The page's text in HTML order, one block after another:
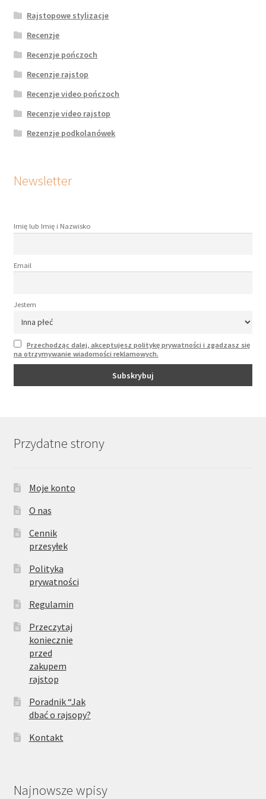
Rajstopowe stylizacje
Recenzje
Recenzje pończoch
Recenzje rajstop
Recenzje video pończoch
Recenzje video rajstop
Rezenzje podkolanówek
Newsletter
Imię lub Imię i Nazwisko
Email
Jestem
Przechodząc dalej, akceptujesz politykę prywatności i zgadzasz się
na otrzymywanie wiadomości reklamowych.
Przydatne strony
Moje konto
O nas
Cennik
przesyłek
Polityka
prywatności
Regulamin
Przeczytaj
koniecznie
przed
zakupem
rajstop
Poradnik “Jak
dbać o rajsopy?
Kontakt
Najnowsze wpisy